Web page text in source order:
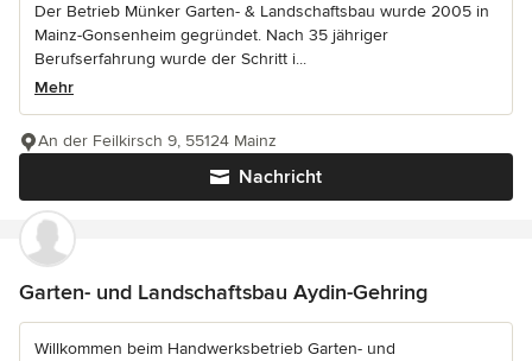
Der Betrieb Münker Garten- & Landschaftsbau wurde 2005 in
Mainz-Gonsenheim gegründet. Nach 35 jähriger
Berufserfahrung wurde der Schritt i...
Mehr
Nachricht
An der Feilkirsch 9, 55124 Mainz
Garten- und Landschaftsbau Aydin-Gehring
Willkommen beim Handwerksbetrieb Garten- und